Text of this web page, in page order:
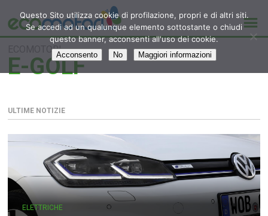
ECOMOTORI
E-GOLF
ULTIME NOTIZIE
ELETTRICHE
Questo Sito utilizza cookie di profilazione, propri e di altri siti.
Se accedi ad un qualunque elemento sottostante o chiudi
questo banner, acconsenti all'uso dei cookie.
Acconsento No Maggiori informazioni